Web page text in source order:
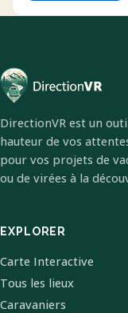
DirectionVR est un
hauteur de vos
pour vos projets de
ou de virées à la
EXPLORER
Carte Interactive
Tous les lieux
Caravaniers